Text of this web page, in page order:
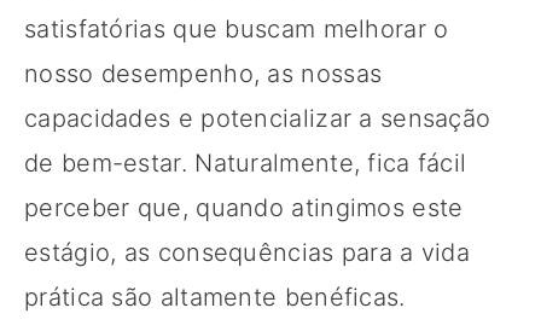
satisfatórias que buscam melhorar o
nosso desempenho, as nossas
capacidades e potencializar a sensação
de bem-estar. Naturalmente, fica fácil
perceber que, quando atingimos este
estágio, as consequências para a vida
prática são altamente benéficas.